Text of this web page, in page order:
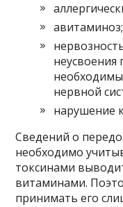
авитаминоз;
нервной
нарушение
Сведений о
необходимо
токсинами
витаминами.
принимать его